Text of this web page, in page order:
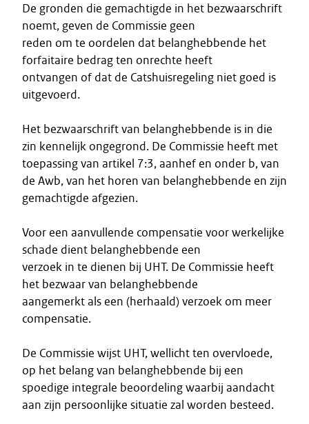
De gronden die gemachtigde in het bezwaarschrift
noemt, geven de Commissie geen
reden om te oordelen dat belanghebbende het
forfaitaire bedrag ten onrechte heeft
ontvangen of dat de Catshuisregeling niet goed is
uitgevoerd.
Het bezwaarschrift van belanghebbende is in die
zin kennelijk ongegrond. De Commissie heeft met
toepassing van artikel 7:3, aanhef en onder b, van
de Awb, van het horen van belanghebbende en zijn
gemachtigde afgezien.
Voor een aanvullende compensatie voor werkelijke
schade dient belanghebbende een
verzoek in te dienen bij UHT. De Commissie heeft
het bezwaar van belanghebbende
aangemerkt als een (herhaald) verzoek om meer
compensatie.
De Commissie wijst UHT, wellicht ten overvloede,
op het belang van belanghebbende bij een
spoedige integrale beoordeling waarbij aandacht
aan zijn persoonlijke situatie zal worden besteed.